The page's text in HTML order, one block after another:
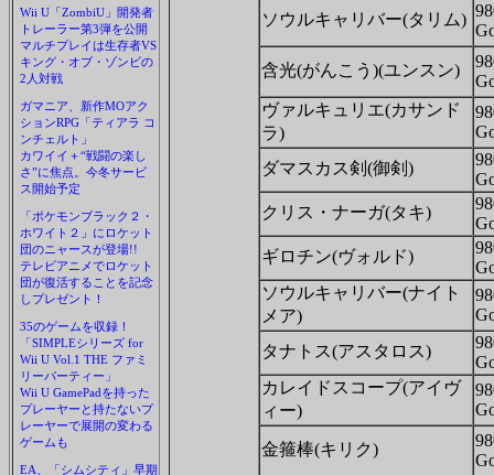
Wii U「ZombiU」開発者
トレーラー第3弾を公開
マルチプレイは生存者VS
キング・オブ・ゾンビの
2人対戦
ガマニア、新作MOアク
ションRPG「ティアラ コ
ンチェルト」
カワイイ＋“戦闘の楽し
さ”に焦点。今冬サービ
ス開始予定
「ポケモンブラック２・
ホワイト２」にロケット
団のニャースが登場!!
テレビアニメでロケット
団が復活することを記念
しプレゼント！
35のゲームを収録！
「SIMPLEシリーズ for
Wii U Vol.1 THE ファミ
リーパーティー」
Wii U GamePadを持った
プレーヤーと持たないプ
レーヤーで展開の変わる
ゲームも
EA、「シムシティ」早期
ソウルキャリバー(タリム)
含光(がんこう)(ユンスン)
ヴァルキュリエ(カサンド
ラ)
ダマスカス剣(御剣)
クリス・ナーガ(タキ)
ギロチン(ヴォルド)
ソウルキャリバー(ナイト
メア)
タナトス(アスタロス)
カレイドスコープ(アイヴ
ィー)
金箍棒(キリク)